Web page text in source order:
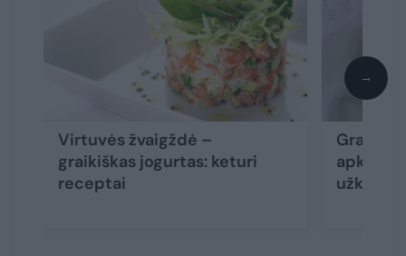
Virtuvės žvaigždė –
graikiškas jogurtas: keturi
receptai
→